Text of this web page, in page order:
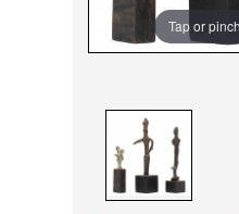
Tap or